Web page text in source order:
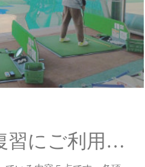
レッスンの復習にご利用ください♪